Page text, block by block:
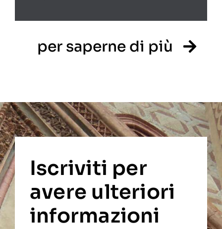
per saperne di più
Iscriviti per
avere ulteriori
informazioni